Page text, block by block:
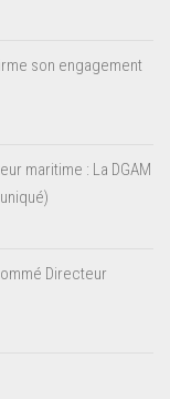
son engagement
maritime : La DGAM
Directeur